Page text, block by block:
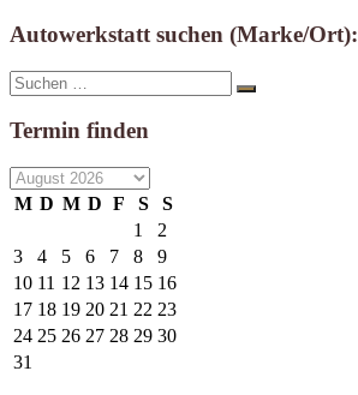
Autowerkstatt suchen (Marke/Ort):
Suche
nach:
Suchen
Termin finden
M D M D F S
S
1
2
3
4 5 6 7 8
9
10 11 12 13 14 15 16
17 18 19 20 21 22 23
24 25 26 27 28 29 30
31